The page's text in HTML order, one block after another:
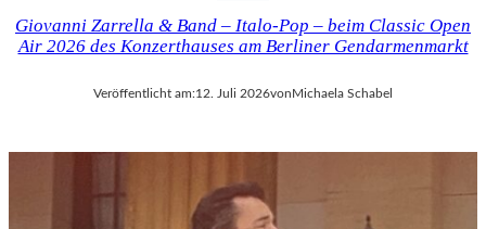
Giovanni Zarrella & Band – Italo-Pop – beim Classic Open
Air 2026 des Konzerthauses am Berliner Gendarmenmarkt
Veröffentlicht am:12. Juli 2026von Michaela Schabel